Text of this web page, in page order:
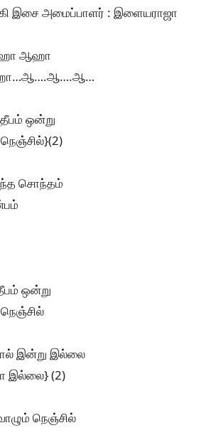
இசை அமைப்பாளர் : இளையராஜா
ஆஹா
ஒன்று
சொந்தம்
ஒன்று
இன்று இல்லை
இல்லை} (2)
நெஞ்சில்